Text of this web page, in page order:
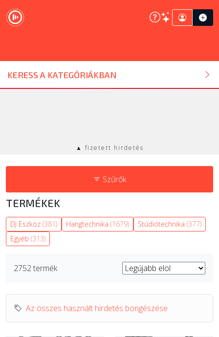
KERESS A KATEGÓRIÁKBAN
DJ ESZKÖZ
HANGTECHNIKA
SZOLGÁLTATÁSOK
ÚJ TERMÉKEK
▲ fizetett hirdetés
TERMÉKEK
DJ Eszköz (381) Hangtechnika (1679) Stúdiótechnika (377)
Egyéb (313)
2752 termék
Az összes használt hirdetés böngészése
Szűrők